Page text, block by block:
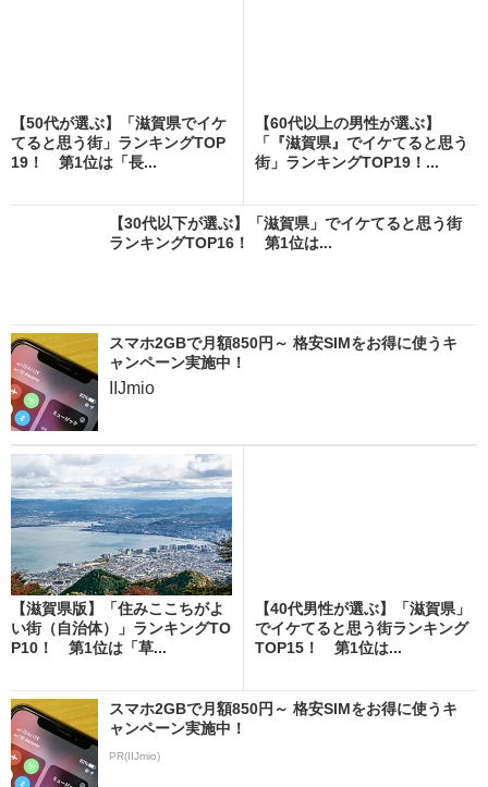
【50代が選ぶ】「滋賀県でイケ
てると思う街」ランキングTOP
19！ 第1位は「長...
【60代以上の男性が選ぶ】
「『滋賀県』でイケてると思う
街」ランキングTOP19！...
【30代以下が選ぶ】「滋賀県」でイケてると思う街
ランキングTOP16！ 第1位は...
スマホ2GBで月額850円～ 格安SIMをお得に使うキ
ャンペーン実施中！
IIJmio
【滋賀県版】「住みここちがよ
い街（自治体）」ランキングTO
P10！ 第1位は「草...
【40代男性が選ぶ】「滋賀県」
でイケてると思う街ランキング
TOP15！ 第1位は...
スマホ2GBで月額850円～ 格安SIMをお得に使うキ
ャンペーン実施中！
PR(IIJmio)